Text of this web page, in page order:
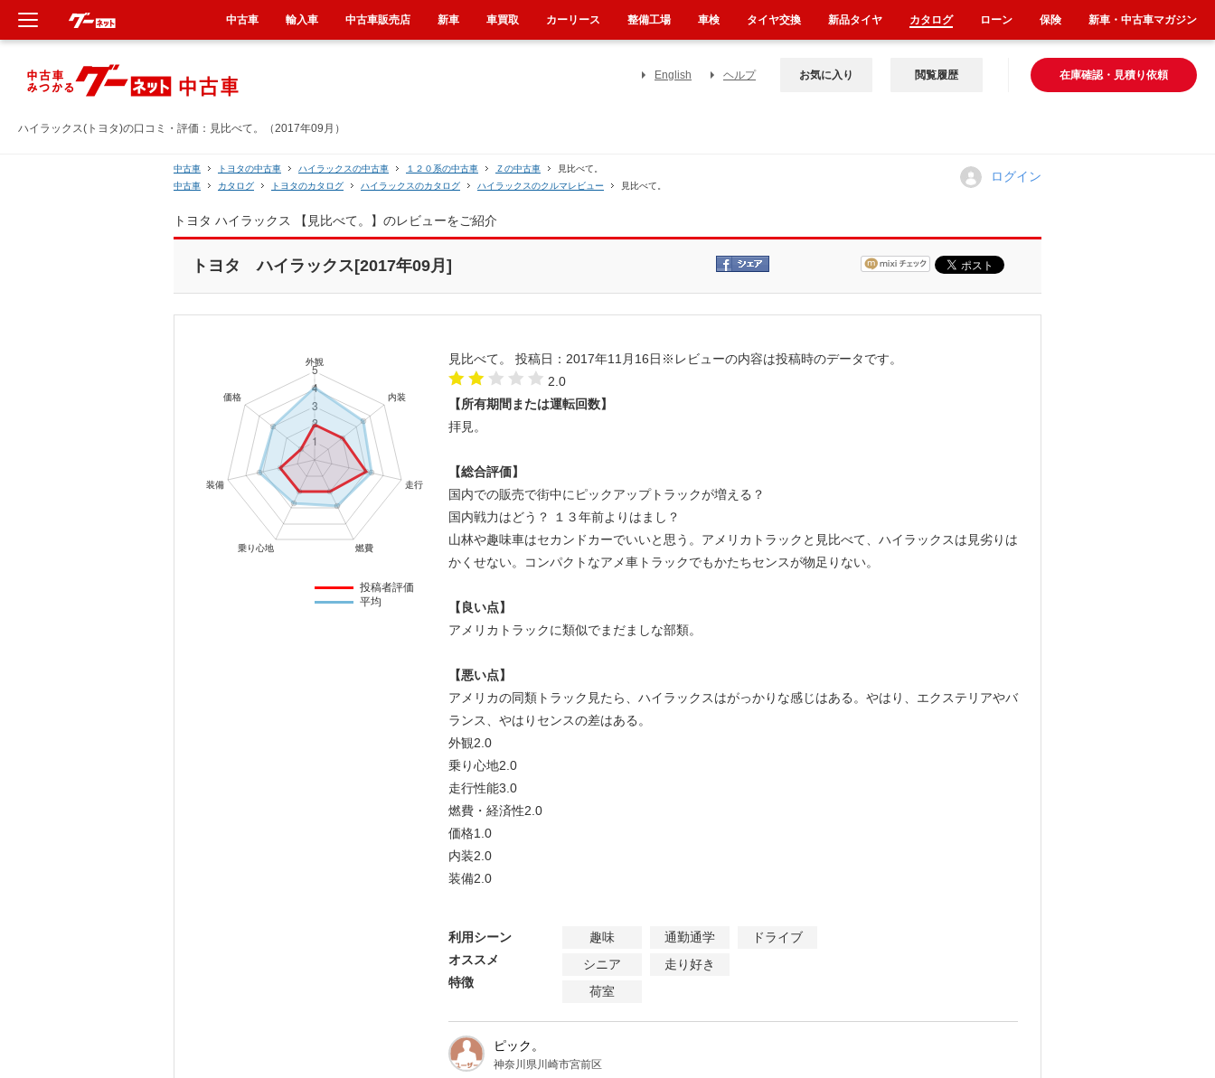
ハイラックス(トヨタ)の口コミ・評価：見比べて。（2017年09月）
English ヘルプ 在庫確認・見積り依頼
お気に入り 閲覧履歴
中古車 トヨタの中古車 ハイラックスの中古車 １２０系の中古車 Ｚの中古車
見比べて。
中古車
カタログ トヨタのカタログ ハイラックスのカタログ ハイラックスのクルマレビュー 見比べて。
ログイン
トヨタ ハイラックス 【見比べて。】のレビューをご紹介
トヨタ ハイラックス[2017年09月]
投稿者評価
平均
見比べて。 投稿日：2017年11月16日 ※レビューの内容は投稿時のデータです。
2.0
【所有期間または運転回数】
拝見。
【総合評価】
国内での販売で街中にピックアップトラックが増える？
国内戦力はどう？ １３年前よりはまし？
山林や趣味車はセカンドカーでいいと思う。アメリカトラックと見比べて、ハイラックスは見劣りは
かくせない。コンパクトなアメ車トラックでもかたちセンスが物足りない。
【良い点】
アメリカトラックに類似でまだましな部類。
【悪い点】
アメリカの同類トラック見たら、ハイラックスはがっかりな感じはある。やはり、エクステリアやバ
ランス、やはりセンスの差はある。
外観2.0
乗り心地2.0
走行性能3.0
燃費・経済性2.0
価格1.0
内装2.0
装備2.0
利用シーン 趣味 通勤通学
ドライブ
オススメ
シニア
走り好き
特徴
荷室
ピック。
神奈川県川崎市宮前区
中古車 輸入車 中古車販売店 新車 車買取 カーリース 整備工場 車検 タイヤ交換 新品タイヤ カタログ ローン 保険 新車・中古車マガジン
新車
中古車